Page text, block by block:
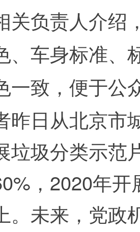
关负责人介绍
、车身标准、
一致，便于公
日从北京市
垃圾分类示范
，2020年
。未来，党政